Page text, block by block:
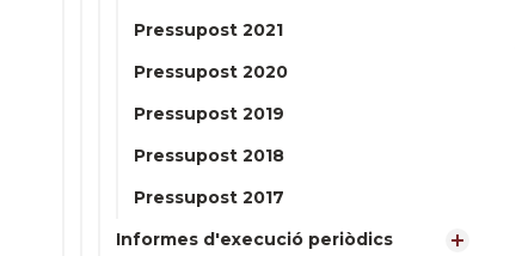
Pressupost 2021
Pressupost 2020
Pressupost 2019
Pressupost 2018
Pressupost 2017
Informes d'execució periòdics